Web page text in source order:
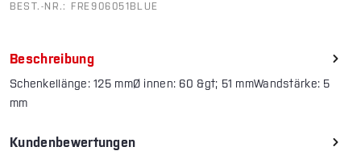
BEST.-NR.: FRE906051BLUE
Beschreibung
Schenkellänge: 125 mmØ innen: 60 &gt; 51 mmWandstärke: 5
mm
Kundenbewertungen